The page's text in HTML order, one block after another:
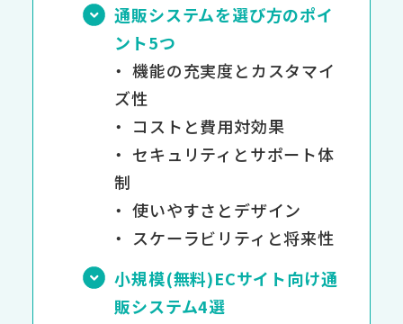
通販システムを選び方のポイ
ント5つ
機能の充実度とカスタマイ
ズ性
コストと費用対効果
セキュリティとサポート体
制
使いやすさとデザイン
スケーラビリティと将来性
小規模(無料)ECサイト向け通
販システム4選